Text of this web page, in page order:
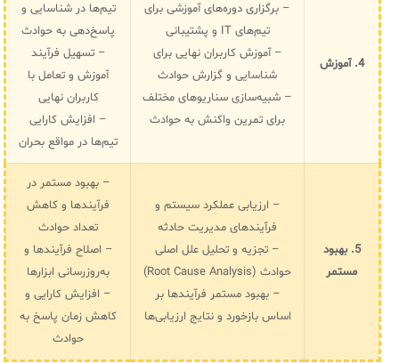
4. آموزش
– برگزاری دوره‌های آموزشی برای
تیم‌های IT و پشتیبانی
– آموزش کاربران نهایی برای
شناسایی و گزارش حوادث
– شبیه‌سازی سناریوهای مختلف
برای تمرین واکنش به حوادث
تیم‌ها در شناسایی و
پاسخ‌دهی به حوادث
– تسهیل فرآیند
آموزش و تعامل با
کاربران نهایی
– افزایش کارایی
تیم‌ها در مواقع بحران
5. بهبود
مستمر
– ارزیابی عملکرد سیستم و
فرآیندهای مدیریت حادثه
– تجزیه و تحلیل علل اصلی
حوادث (Root Cause Analysis)
– بهبود مستمر فرآیندها بر
اساس بازخورد و نتایج ارزیابی‌ها
– بهبود مستمر در
فرآیندها و کاهش
تعداد حوادث
– اصلاح فرآیندها و
به‌روزرسانی ابزارها
– افزایش کارایی و
کاهش زمان پاسخ به
حوادث